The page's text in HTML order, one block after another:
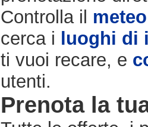
Controlla il meteo
cerca i luoghi di
ti vuoi recare, e
utenti.
Prenota la